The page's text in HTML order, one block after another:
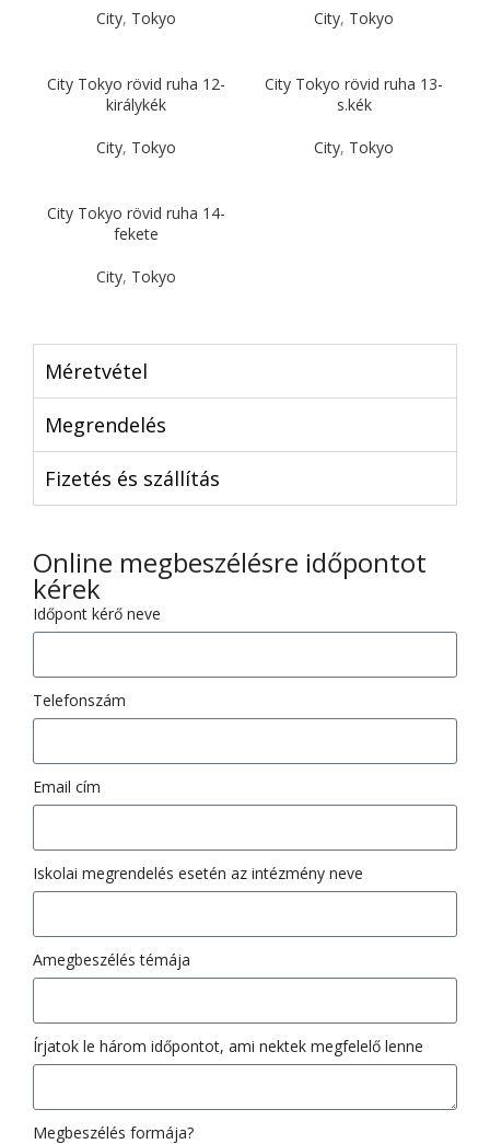
City, Tokyo City, Tokyo
City Tokyo rövid ruha 12-
királykék
City, Tokyo
City Tokyo rövid ruha 13-
s.kék
City, Tokyo
City Tokyo rövid ruha 14-
fekete
City, Tokyo
Méretvétel
Megrendelés
Fizetés és szállítás
Online megbeszélésre időpontot
kérek
Időpont kérő neve
Telefonszám
Email cím
Iskolai megrendelés esetén az intézmény neve
Amegbeszélés témája
Írjatok le három időpontot, ami nektek megfelelő lenne
Megbeszélés formája?